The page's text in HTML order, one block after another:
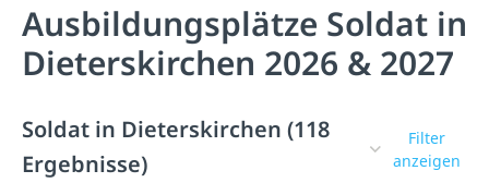
Ausbildungsplätze Soldat in
Dieterskirchen 2026 & 2027
Soldat in Dieterskirchen (118
Ergebnisse)
Filter
anzeigen